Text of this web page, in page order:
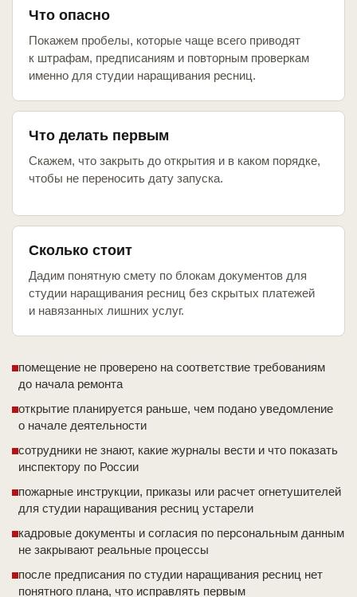
Что опасно
Покажем пробелы, которые чаще всего приводят
к штрафам, предписаниям и повторным проверкам
именно для студии наращивания ресниц.
Что делать первым
Скажем, что закрыть до открытия и в каком порядке,
чтобы не переносить дату запуска.
Сколько стоит
Дадим понятную смету по блокам документов для
студии наращивания ресниц без скрытых платежей
и навязанных лишних услуг.
помещение не проверено на соответствие требованиям
до начала ремонта
открытие планируется раньше, чем подано уведомление
о начале деятельности
сотрудники не знают, какие журналы вести и что показать
инспектору по России
пожарные инструкции, приказы или расчет огнетушителей
для студии наращивания ресниц устарели
кадровые документы и согласия по персональным данным
не закрывают реальные процессы
после предписания по студии наращивания ресниц нет
понятного плана, что исправлять первым